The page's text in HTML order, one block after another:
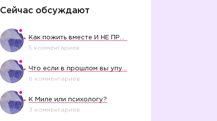
Сейчас обсуждают
5 комментариев
6 комментариев
К Миле или психологу?
3 комментариев